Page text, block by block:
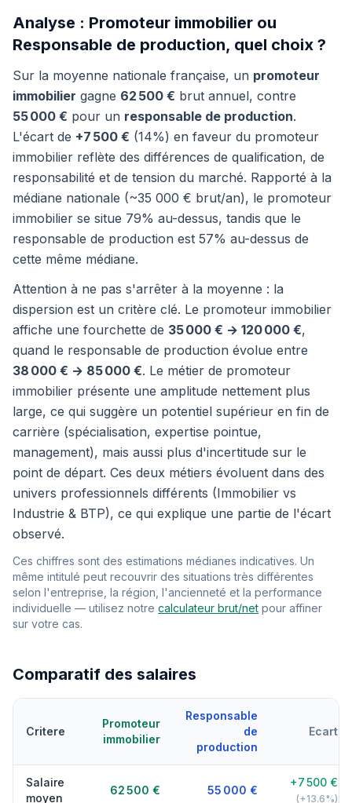
Analyse : Promoteur immobilier ou
Responsable de production, quel choix ?
Sur la moyenne nationale française, un promoteur
immobilier gagne 62 500 € brut annuel, contre
55 000 € pour un responsable de production.
L'écart de +7 500 € (14%) en faveur du promoteur
immobilier reflète des différences de qualification, de
responsabilité et de tension du marché. Rapporté à la
médiane nationale (~35 000 € brut/an), le promoteur
immobilier se situe 79% au-dessus, tandis que le
responsable de production est 57% au-dessus de
cette même médiane.
Attention à ne pas s'arrêter à la moyenne : la
dispersion est un critère clé. Le promoteur immobilier
affiche une fourchette de 35 000 € → 120 000 €,
quand le responsable de production évolue entre
38 000 € → 85 000 €. Le métier de promoteur
immobilier présente une amplitude nettement plus
large, ce qui suggère un potentiel supérieur en fin de
carrière (spécialisation, expertise pointue,
management), mais aussi plus d'incertitude sur le
point de départ. Ces deux métiers évoluent dans des
univers professionnels différents (Immobilier vs
Industrie & BTP), ce qui explique une partie de l'écart
observé.
Ces chiffres sont des estimations médianes indicatives. Un
même intitulé peut recouvrir des situations très différentes
selon l'entreprise, la région, l'ancienneté et la performance
individuelle — utilisez notre calculateur brut/net pour affiner
sur votre cas.
Comparatif des salaires
Critere
Promoteur
immobilier
Responsable
de
production
Ecart
Salaire
moyen
62 500 € 55 000 €
+7 500 €
(+13.6%)